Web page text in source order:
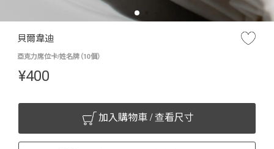
貝爾韋迪
亞克力席位卡/姓名牌（10個）
¥400
加入購物車 / 查看尺寸